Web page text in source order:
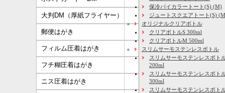
大判DM（厚紙フライヤー）
郵便はがき
フィルム圧着はがき
フチ糊圧着はがき
ニス圧着はがき
保冷バイカラートート(S) (M)
ジュートスクエアトート(S)
オリジナルクリアボトル
クリアボトルS 300ml
クリアボトルM 500ml
スリムサーモステンレスボトル
スリムサーモステンレスボト
200ml
スリムサーモステンレスボト
300ml
スリムサーモステンレスボト